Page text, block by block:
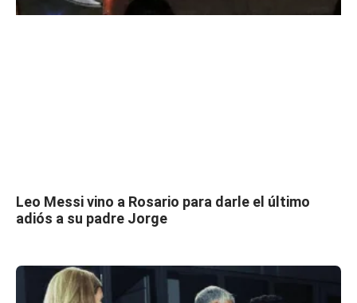
Leo Messi vino a Rosario para darle el último
adiós a su padre Jorge